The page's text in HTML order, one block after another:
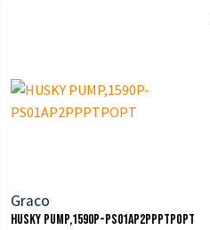
Graco
HUSKY PUMP,1590P-PS01AP2PPPTPOPT